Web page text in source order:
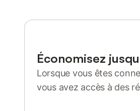
Économisez
Lorsque vous êtes
vous avez accès à des